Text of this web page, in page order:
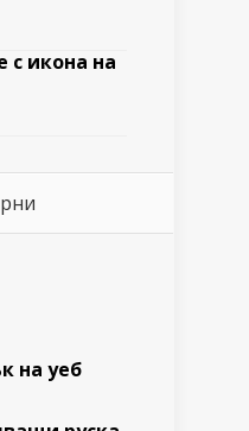
с икона на
на уеб